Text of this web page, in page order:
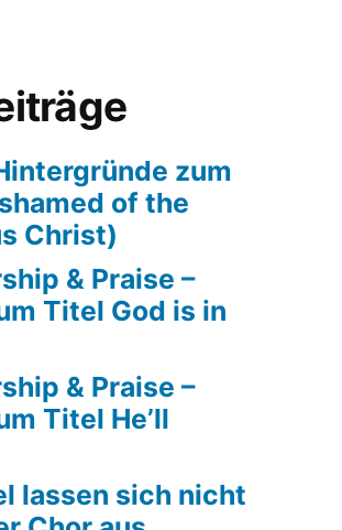
zum
of the
Christ)
& Praise –
Titel God is in
& Praise –
Titel He’ll
lassen sich nicht